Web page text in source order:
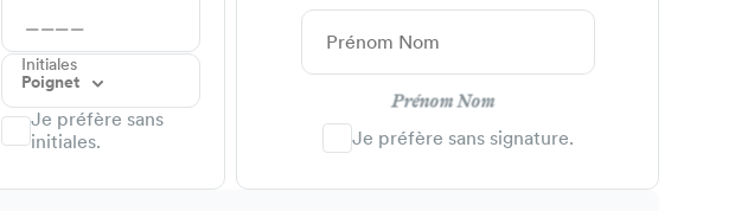
Initiales
Poignet
Je préfère sans
initiales.
Prénom Nom
Je préfère sans signature.